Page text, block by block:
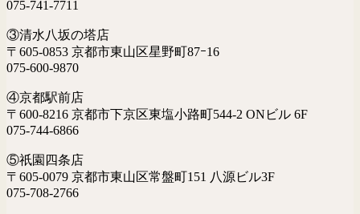
075-741-7711
③清水八坂の塔店
〒605-0853 京都市東山区星野町87ｰ16
075-600-9870
④京都駅前店
〒600-8216 京都市下京区東塩小路町544-2 ONビル 6F
075-744-6866
⑤祇園四条店
〒605-0079 京都市東山区常盤町151 八源ビル3F
075-708-2766